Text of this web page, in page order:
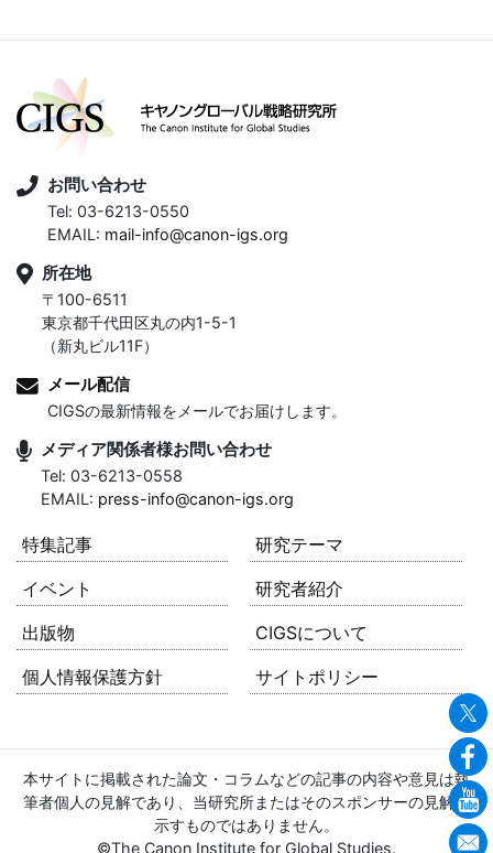
お問い合わせ
Tel: 03-6213-0550
EMAIL: mail-info@canon-igs.org
所在地
〒100-6511
東京都千代田区丸の内1-5-1
（新丸ビル11F）
メール配信
CIGSの最新情報をメールでお届けします。
メディア関係者様お問い合わせ
Tel: 03-6213-0558
EMAIL: press-info@canon-igs.org
特集記事
研究テーマ
イベント
研究者紹介
出版物
CIGSについて
個人情報保護方針
サイトポリシー
本サイトに掲載された論文・コラムなどの記事の内容や意見は執
筆者個人の見解であり、当研究所またはそのスポンサーの見解を
示すものではありません。
©The Canon Institute for Global Studies.